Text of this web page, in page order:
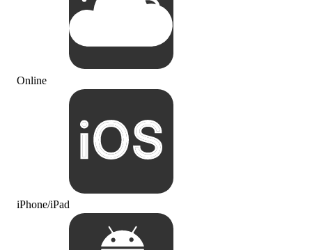
Online
iPhone/iPad